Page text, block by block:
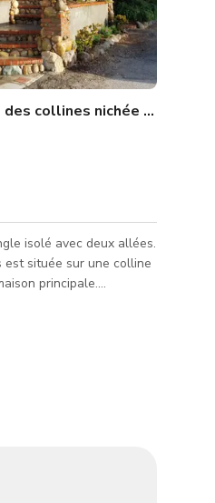
des collines nichée dans The
isolé avec deux allées.
est située sur une colline
principale.